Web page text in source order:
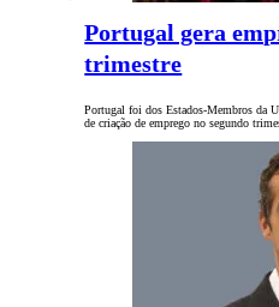
Portugal gera
trimestre
Portugal foi dos Estados-Membros da
de criação de emprego no segundo